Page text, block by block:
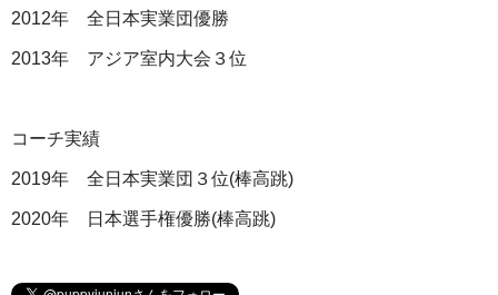
2012年 全日本実業団優勝
2013年 アジア室内大会３位
コーチ実績
2019年 全日本実業団３位(棒高跳)
2020年 日本選手権優勝(棒高跳)